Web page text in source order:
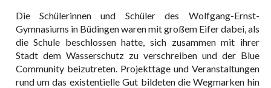
Die Schülerinnen und Schüler des Wolfgang-Ernst-
Gymnasiums in Büdingen waren mit großem Eifer dabei, als
die Schule beschlossen hatte, sich zusammen mit ihrer
Stadt dem Wasserschutz zu verschreiben und der Blue
Community beizutreten. Projekttage und Veranstaltungen
rund um das existentielle Gut bildeten die Wegmarken hin